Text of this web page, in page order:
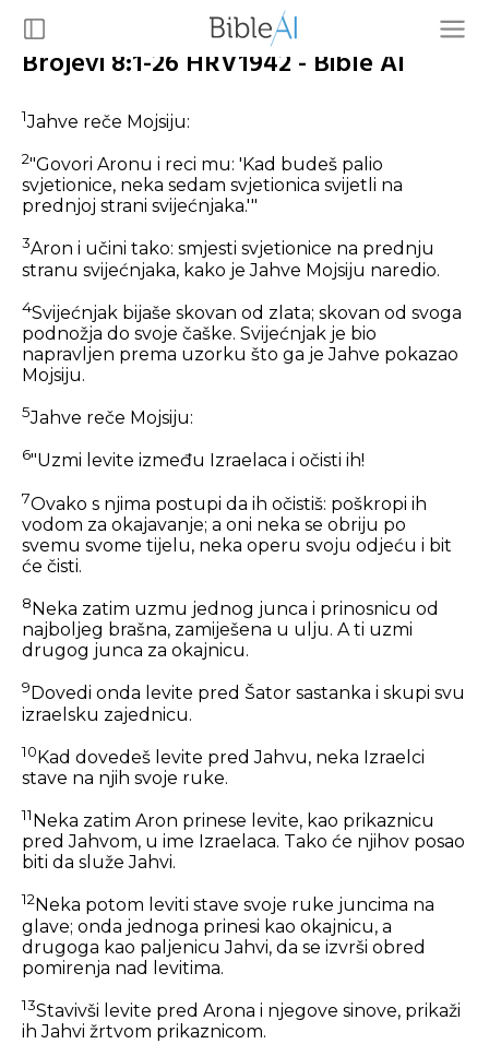
Brojevi 8:1-26 HRV1942 - Bible AI
1Jahve reče Mojsiju:
2"Govori Aronu i reci mu: 'Kad budeš palio
svjetionice, neka sedam svjetionica svijetli na
prednjoj strani svijećnjaka.'"
3Aron i učini tako: smjesti svjetionice na prednju
stranu svijećnjaka, kako je Jahve Mojsiju naredio.
4Svijećnjak bijaše skovan od zlata; skovan od svoga
podnožja do svoje čaške. Svijećnjak je bio
napravljen prema uzorku što ga je Jahve pokazao
Mojsiju.
5Jahve reče Mojsiju:
6"Uzmi levite između Izraelaca i očisti ih!
7Ovako s njima postupi da ih očistiš: poškropi ih
vodom za okajavanje; a oni neka se obriju po
svemu svome tijelu, neka operu svoju odjeću i bit
će čisti.
8 Neka zatim uzmu jednog junca i prinosnicu od
najboljeg brašna, zamiješena u ulju. A ti uzmi
drugog junca za okajnicu.
9 Dovedi onda levite pred Šator sastanka i skupi svu
izraelsku zajednicu.
10Kad dovedeš levite pred Jahvu, neka Izraelci
stave na njih svoje ruke.
11 Neka zatim Aron prinese levite, kao prikaznicu
pred Jahvom, u ime Izraelaca. Tako će njihov posao
biti da služe Jahvi.
12Neka potom leviti stave svoje ruke juncima na
glave; onda jednoga prinesi kao okajnicu, a
drugoga kao paljenicu Jahvi, da se izvrši obred
pomirenja nad levitima.
13Stavivši levite pred Arona i njegove sinove, prikaži
ih Jahvi žrtvom prikaznicom.